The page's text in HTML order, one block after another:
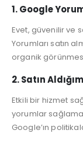
1. Google
Evet, güvenilir ve
Yorumları satın
organik
2. Satın
Etkili bir hizmet
yorumlar
Google’ın